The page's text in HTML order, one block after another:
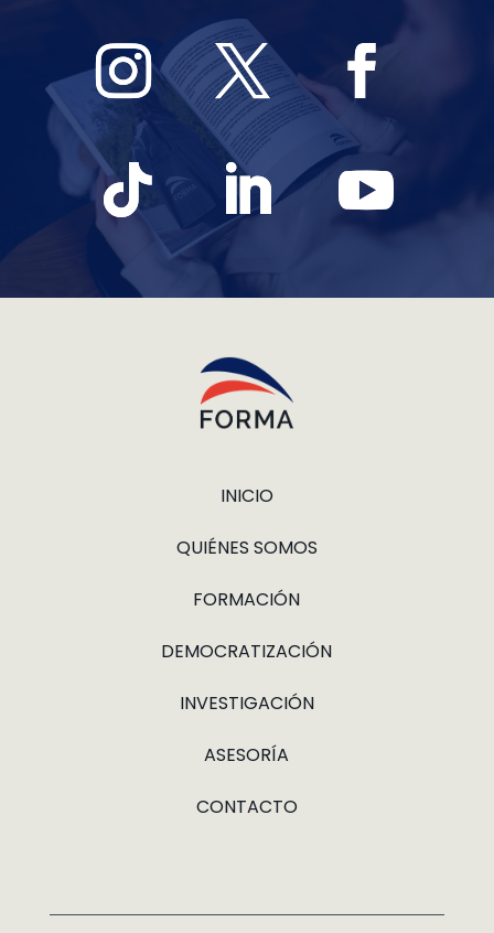
INICIO
QUIÉNES SOMOS
FORMACIÓN
DEMOCRATIZACIÓN
INVESTIGACIÓN
ASESORÍA
CONTACTO